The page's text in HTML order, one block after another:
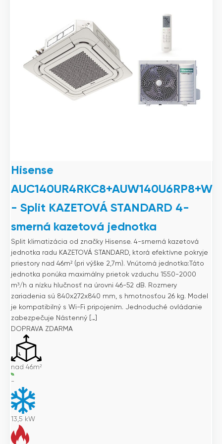
Hisense
AUC140UR4RKC8+AUW140U6RP8+W
- Split KAZETOVÁ STANDARD 4-
smerná kazetová jednotka
Split klimatizácia od značky Hisense. 4-smerná kazetová
jednotka radu KAZETOVÁ STANDARD, ktorá efektívne pokryje
priestory nad 46m² (pri výške 2,7m). Vnútorná jednotka:Táto
jednotka ponúka maximálny prietok vzduchu 1550-2000
m³/h a nízku hlučnosť na úrovni 46-52 dB. Rozmery
zariadenia sú 840x272x840 mm, s hmotnosťou 26 kg. Model
je kompatibilný s Wi-Fi pripojením. Jednoduché ovládanie
zabezpečuje Nástenný […]
DOPRAVA ZDARMA
nad 46m²
-
13,5 kW